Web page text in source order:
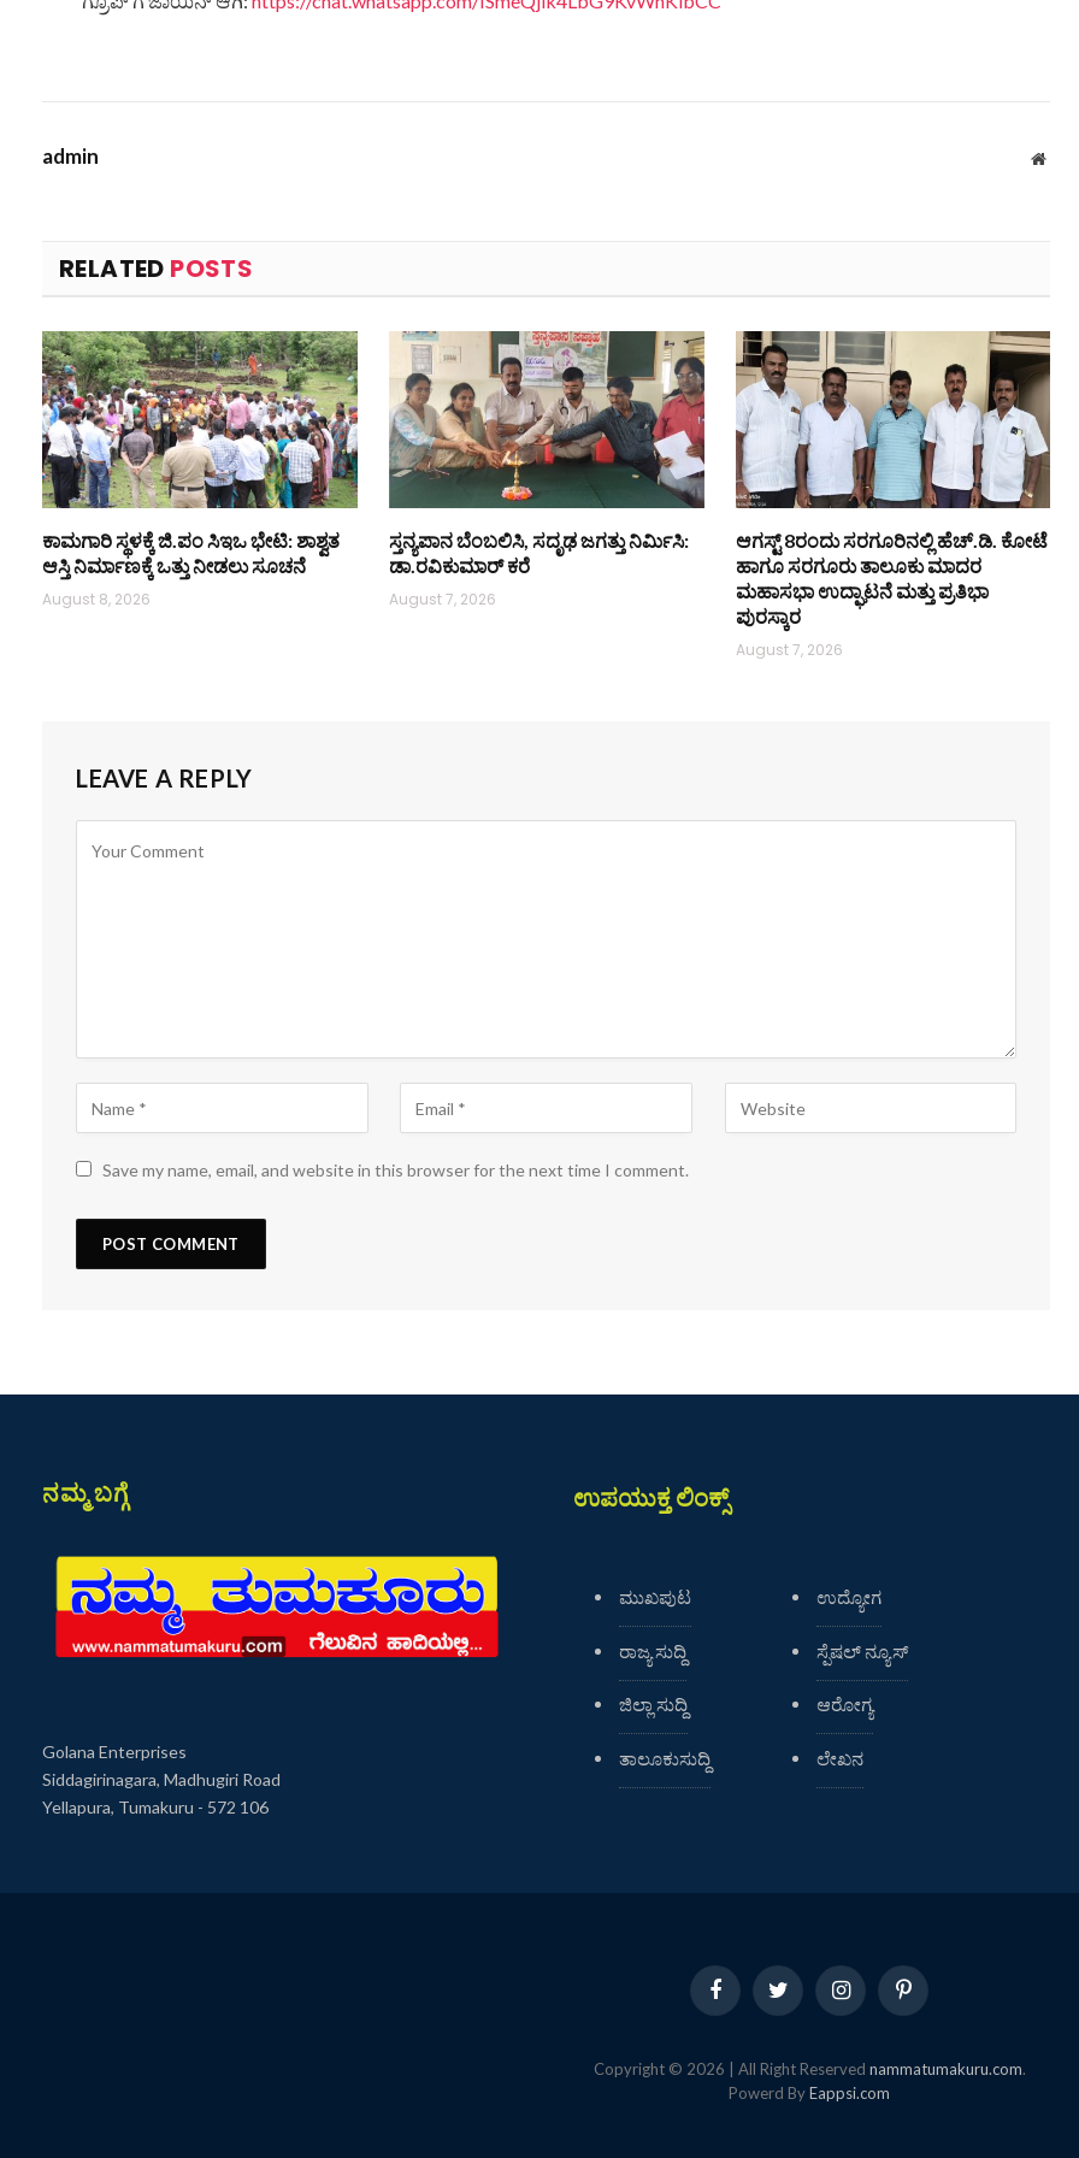
admin
RELATED POSTS
ಕಾಮಗಾರಿ ಸ್ಥಳಕ್ಕೆ ಜಿ.ಪಂ ಸಿಇಒ ಭೇಟಿ: ಶಾಶ್ವತ
ಆಸ್ತಿ ನಿರ್ಮಾಣಕ್ಕೆ ಒತ್ತು ನೀಡಲು ಸೂಚನೆ
August 8, 2026
ಸ್ತನ್ಯಪಾನ ಬೆಂಬಲಿಸಿ, ಸದೃಢ ಜಗತ್ತು ನಿರ್ಮಿಸಿ:
ಡಾ.ರವಿಕುಮಾರ್ ಕರೆ
August 7, 2026
ಆಗಸ್ಟ್ 8ರಂದು ಸರಗೂರಿನಲ್ಲಿ ಹೆಚ್.ಡಿ. ಕೋಟೆ
ಹಾಗೂ ಸರಗೂರು ತಾಲೂಕು ಮಾದರ
ಮಹಾಸಭಾ ಉದ್ಘಾಟನೆ ಮತ್ತು ಪ್ರತಿಭಾ
ಪುರಸ್ಕಾರ
August 7, 2026
LEAVE A REPLY
Save my name, email, and website in this browser for the next time I comment.
ನಮ್ಮ ಬಗ್ಗೆ
Golana Enterprises
Siddagirinagara, Madhugiri Road
Yellapura, Tumakuru - 572 106
ಉಪಯುಕ್ತ ಲಿಂಕ್ಸ್
ಮುಖಪುಟ
ರಾಜ್ಯ ಸುದ್ದಿ
ಜಿಲ್ಲಾ ಸುದ್ದಿ
ತಾಲೂಕುಸುದ್ದಿ
ಉದ್ಯೋಗ
ಸ್ಪೆಷಲ್ ನ್ಯೂಸ್
ಆರೋಗ್ಯ
ಲೇಖನ
FacebookTwitter InstagramPinterest
Copyright © 2026 | All Right Reserved nammatumakuru.com.
Powerd ByEappsi.com